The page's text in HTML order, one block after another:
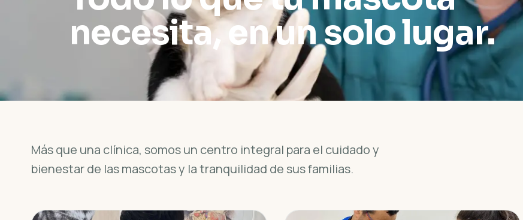
necesita, en un solo lugar.
Más que una clínica, somos un centro integral para el cuidado y
bienestar de las mascotas y la tranquilidad de sus familias.